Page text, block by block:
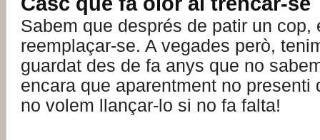
Sabem que després de patir un cop,
reemplaçar-se. A vegades però,
guardat des de fa anys que no
encara que aparentment no presenti
no volem llançar-lo si no fa falta!